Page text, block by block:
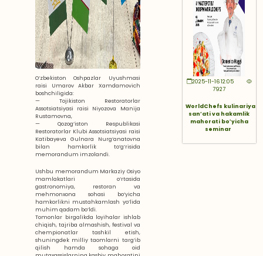
O‘zbekiston Oshpazlar Uyushmasi
raisi Umarov Akbar Xamdamovich
boshchiligida:
— Tojikiston Restoratorlar
Assotsiatsiyasi raisi Niyozova Manija
Rustamovna,
— Qozog‘iston Respublikasi
Restoratorlar Klubi Assotsiatsiyasi raisi
Katibayeva Gulnara Nurg‘anatovna
bilan hamkorlik to‘g‘risida
memorandum imzolandi.
Ushbu memorandum Markaziy Osiyo
mamlakatlari o‘rtasida
gastronomiya, restoran va
mehmonxona sohasi bo‘yicha
hamkorlikni mustahkamlash yo‘lida
muhim qadam bo‘ldi.
Tomonlar birgalikda loyihalar ishlab
chiqish, tajriba almashish, festival va
chempionatlar tashkil etish,
shuningdek milliy taomlarni targ‘ib
qilish hamda sohaga oid
2025-11-16 12:05
7927
WorldChefs kulinariya
sanʼati va hakamlik
mahorati boʻyicha
seminar